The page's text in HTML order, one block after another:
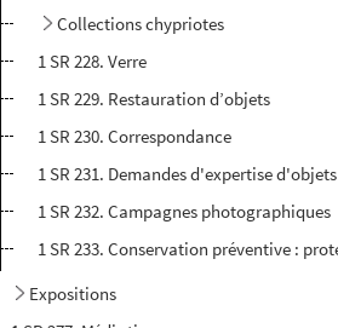
Collections chypriotes
1 SR 228. Verre
1 SR 229. Restauration d’objets
1 SR 230. Correspondance
1 SR 231. Demandes d'expertise
1 SR 232. Campagnes photographiques
1 SR 233. Conservation préventive :
Expositions